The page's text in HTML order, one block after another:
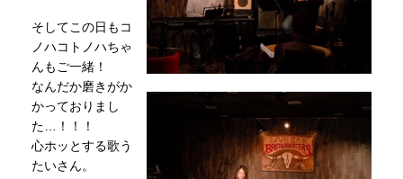
そしてこの日もコ
ノハコトノハちゃ
んもご一緒！
なんだか磨きがか
かっておりまし
た…！！！
心ホッとする歌う
たいさん。